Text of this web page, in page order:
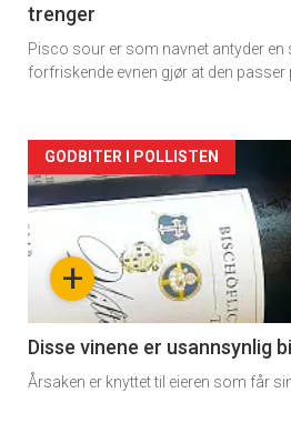
trenger
Pisco sour er som navnet antyder
forfriskende evnen gjør at den passer
Forsiden
akkurat
nå
3
+
GODBITER I POLLISTEN
Disse vinene er usannsynlig
Årsaken er knyttet til eieren som får